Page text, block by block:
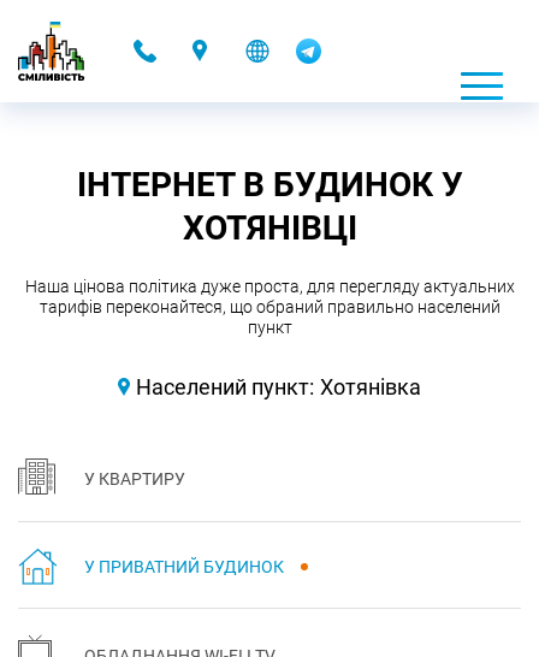
ІНТЕРНЕТ В БУДИНОК У
ХОТЯНІВЦІ
Наша цінова політика дуже проста, для перегляду актуальних
тарифів переконайтеся, що обраний правильно населений
пункт
Населений пункт: Хотянівка
У КВАРТИРУ
У ПРИВАТНИЙ БУДИНОК